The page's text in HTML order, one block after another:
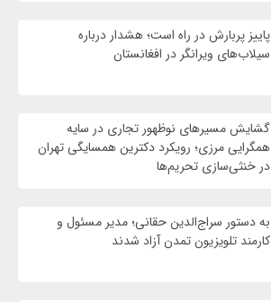
پاییز پربارش در راه است؛ هشدار درباره
سیلاب‌های ویرانگر در افغانستان
گشایش مسیرهای نوظهور تجاری در سایه
همگرایی مرزی؛ رویکرد دکترین همسایگی تهران
در خنثی‌سازی تحریم‌ها
به دستور سراج‌الدین حقانی؛ مدیر مسئول و
کارمند تلویزیون تمدن آزاد شدند